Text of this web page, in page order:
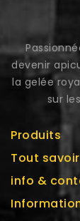
devenir
la gelée
sur
Produits
Tout savoir
info &